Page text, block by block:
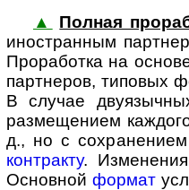
▲
Полная
ино­стран­ным
Проработка на
партнеров, типовых
В случае
размещением
д., но с
контракту.
Основнойформат